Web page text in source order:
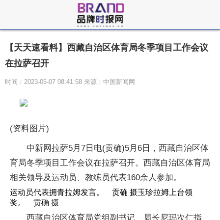
【天天速看料】西藏自治区体育局冬季项目工作会议
在拉萨召开
时间：2023-05-07 08:41:58 来源：中国新闻网
(资料图片)
中新网拉萨5月7日电(贡确)5月6日，西藏自治区体
育局冬季项目工作会议在拉萨召开。西藏自治区体育局
相关领导及运动员、教练员代表160余人参加。
运动员代表拥青拉姆发言。 贡确 摄玉珍拉姆上台领
奖。 贡确 摄
西藏自治区体育局党组副书记、局长尼玛次仁指